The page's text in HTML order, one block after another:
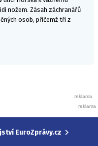
nožem. Zásah záchranářů
osob, přičemž tři z
EuroZprávy.cz